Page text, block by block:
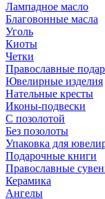
Лампадное масло
Благовонные масла
Уголь
Киоты
Четки
Православные
Ювелирные изделия
Нательные кресты
Иконы-подвески
С позолотой
Без позолоты
Упаковка для
Подарочные книги
Православные
Керамика
Ангелы